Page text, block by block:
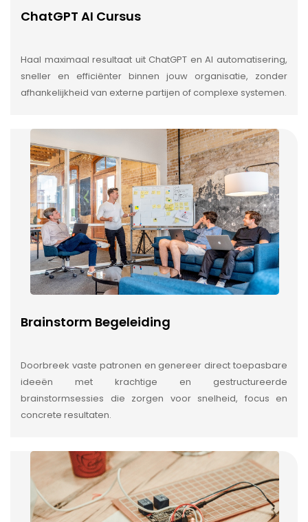
ChatGPT AI Cursus
Haal maximaal resultaat uit ChatGPT en AI automatisering,
sneller en efficiënter binnen jouw organisatie, zonder
afhankelijkheid van externe partijen of complexe systemen.
Brainstorm Begeleiding
Doorbreek vaste patronen en genereer direct toepasbare
ideeën met krachtige en gestructureerde
brainstormsessies die zorgen voor snelheid, focus en
concrete resultaten.